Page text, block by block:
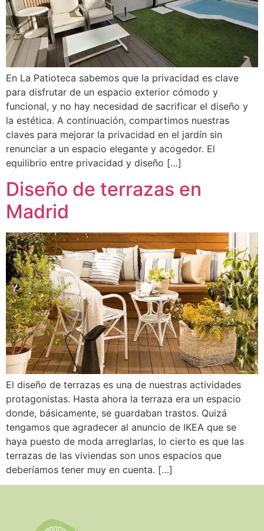
En La Patioteca sabemos que la privacidad es clave
para disfrutar de un espacio exterior cómodo y
funcional, y no hay necesidad de sacrificar el diseño y
la estética. A continuación, compartimos nuestras
claves para mejorar la privacidad en el jardín sin
renunciar a un espacio elegante y acogedor. El
equilibrio entre privacidad y diseño […]
Diseño de terrazas en
Madrid
El diseño de terrazas es una de nuestras actividades
protagonistas. Hasta ahora la terraza era un espacio
donde, básicamente, se guardaban trastos. Quizá
tengamos que agradecer al anuncio de IKEA que se
haya puesto de moda arreglarlas, lo cierto es que las
terrazas de las viviendas son unos espacios que
deberíamos tener muy en cuenta. […]